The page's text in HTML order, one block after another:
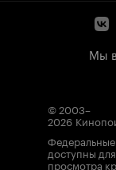
Мы
© 2003–
2026
доступны
просмотра